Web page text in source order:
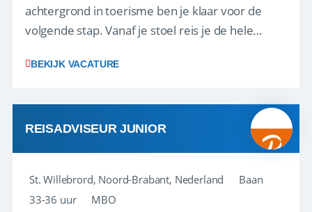
achtergrond in toerisme ben je klaar voor de
volgende stap. Vanaf je stoel reis je de hele
wensen van je team, je klant en wat er in de
klanten te overtuigen om die droomreis te
boeken! ...
BEKIJK VACATURE
REISADVISEUR JUNIOR
St. Willebrord, Noord-Brabant, Nederland
Baan
33-36 uur
MBO